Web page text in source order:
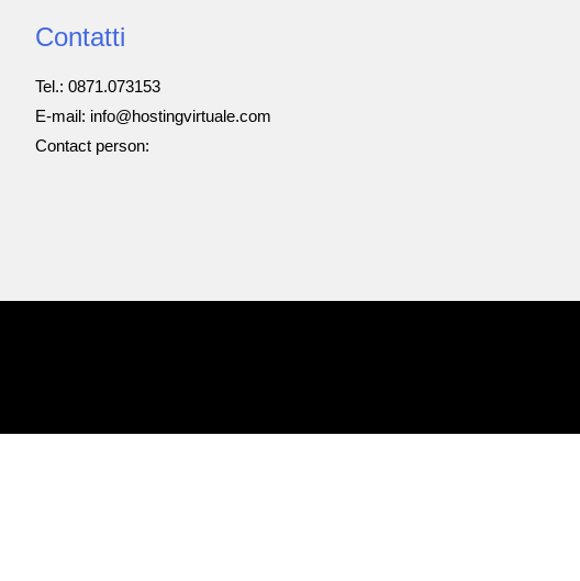
Contatti
Tel.: 0871.073153
E-mail: info@hostingvirtuale.com
Contact person: